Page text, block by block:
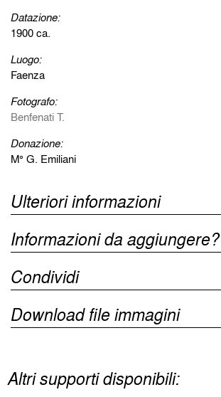
Datazione:
1900 ca.
Luogo:
Faenza
Fotografo:
Benfenati T.
Donazione:
M° G. Emiliani
Ulteriori informazioni
Informazioni da aggiungere?
Condividi
Download file immagini
Altri supporti disponibili: